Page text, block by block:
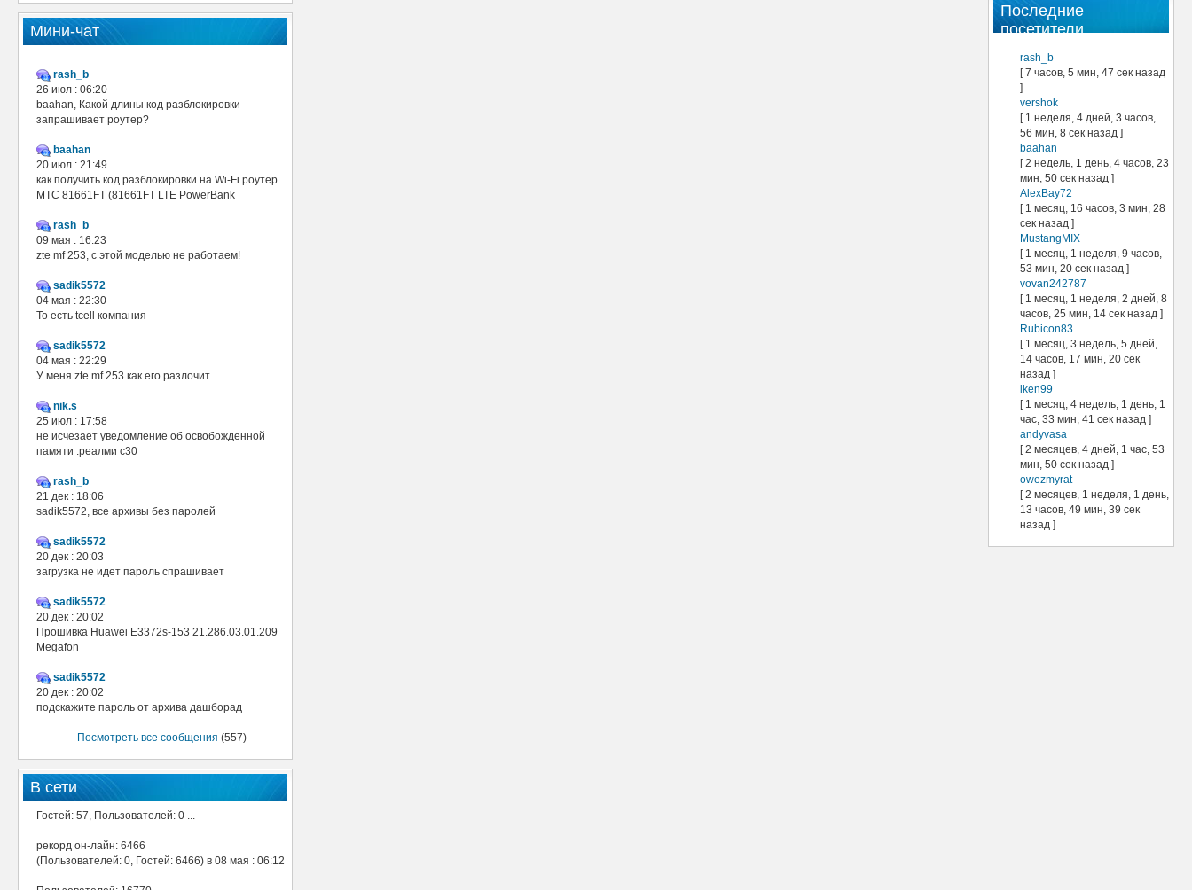
Последние
посетители
rash_b
[ 7 часов, 5 мин, 47 сек назад
]
vershok
[ 1 неделя, 4 дней, 3 часов,
56 мин, 8 сек назад ]
baahan
[ 2 недель, 1 день, 4 часов, 23
мин, 50 сек назад ]
AlexBay72
[ 1 месяц, 16 часов, 3 мин, 28
сек назад ]
MustangMIX
[ 1 месяц, 1 неделя, 9 часов,
53 мин, 20 сек назад ]
vovan242787
[ 1 месяц, 1 неделя, 2 дней, 8
часов, 25 мин, 14 сек назад ]
Rubicon83
[ 1 месяц, 3 недель, 5 дней,
14 часов, 17 мин, 20 сек
назад ]
iken99
[ 1 месяц, 4 недель, 1 день, 1
час, 33 мин, 41 сек назад ]
andyvasa
[ 2 месяцев, 4 дней, 1 час, 53
мин, 50 сек назад ]
owezmyrat
[ 2 месяцев, 1 неделя, 1 день,
13 часов, 49 мин, 39 сек
назад ]
Мини-чат
rash_b
26 июл : 06:20
baahan, Какой длины код разблокировки
запрашивает роутер?
baahan
20 июл : 21:49
как получить код разблокировки на Wi-Fi роутер
МТС 81661FT (81661FT LTE PowerBank
rash_b
09 мая : 16:23
zte mf 253, с этой моделью не работаем!
sadik5572
04 мая : 22:30
То есть tcell компания
sadik5572
04 мая : 22:29
У меня zte mf 253 как его разлочит
nik.s
25 июл : 17:58
не исчезает уведомление об освобожденной
памяти .реалми с30
rash_b
21 дек : 18:06
sadik5572, все архивы без паролей
sadik5572
20 дек : 20:03
загрузка не идет пароль спрашивает
sadik5572
20 дек : 20:02
Прошивка Huawei E3372s-153 21.286.03.01.209
Megafon
sadik5572
20 дек : 20:02
подскажите пароль от архива дашборад
Посмотреть все сообщения (557)
В сети
Гостей: 57, Пользователей: 0 ...
рекорд он-лайн: 6466
(Пользователей: 0, Гостей: 6466) в 08 мая : 06:12